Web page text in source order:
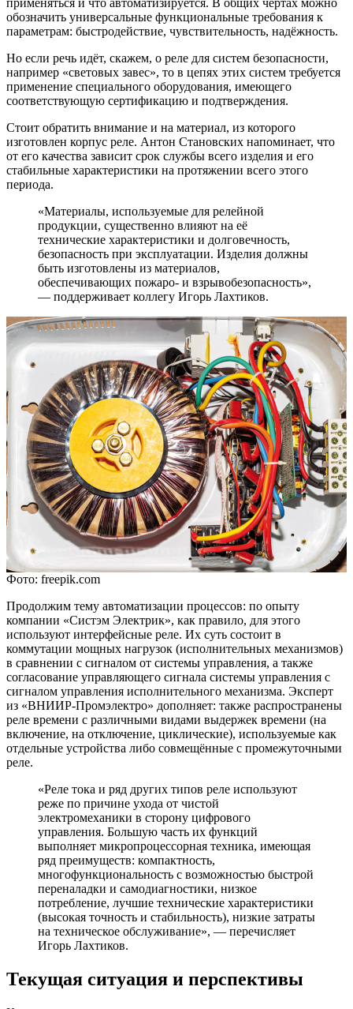
применяться и что автоматизируется. В общих чертах можно
обозначить универсальные функциональные требования к
параметрам: быстродействие, чувствительность, надёжность.
Но если речь идёт, скажем, о реле для систем безопасности,
например «световых завес», то в цепях этих систем требуется
применение специального оборудования, имеющего
соответствующую сертификацию и подтверждения.
Стоит обратить внимание и на материал, из которого
изготовлен корпус реле. Антон Становских напоминает, что
от его качества зависит срок службы всего изделия и его
стабильные характеристики на протяжении всего этого
периода.
«Материалы, используемые для релейной
продукции, существенно влияют на её
технические характеристики и долговечность,
безопасность при эксплуатации. Изделия должны
быть изготовлены из материалов,
обеспечивающих пожаро- и взрывобезопасность»,
— поддерживает коллегу Игорь Лахтиков.
Фото: freepik.com
Продолжим тему автоматизации процессов: по опыту
компании «Систэм Электрик», как правило, для этого
используют интерфейсные реле. Их суть состоит в
коммутации мощных нагрузок (исполнительных механизмов)
в сравнении с сигналом от системы управления, а также
согласование управляющего сигнала системы управления с
сигналом управления исполнительного механизма. Эксперт
из «ВНИИР-Промэлектро» дополняет: также распространены
реле времени с различными видами выдержек времени (на
включение, на отключение, циклические), используемые как
отдельные устройства либо совмещённые с промежуточными
реле.
«Реле тока и ряд других типов реле используют
реже по причине ухода от чистой
электромеханики в сторону цифрового
управления. Большую часть их функций
выполняет микропроцессорная техника, имеющая
ряд преимуществ: компактность,
многофункциональность с возможностью быстрой
переналадки и самодиагностики, низкое
потребление, лучшие технические характеристики
(высокая точность и стабильность), низкие затраты
на техническое обслуживание», — перечисляет
Игорь Лахтиков.
Текущая ситуация и перспективы